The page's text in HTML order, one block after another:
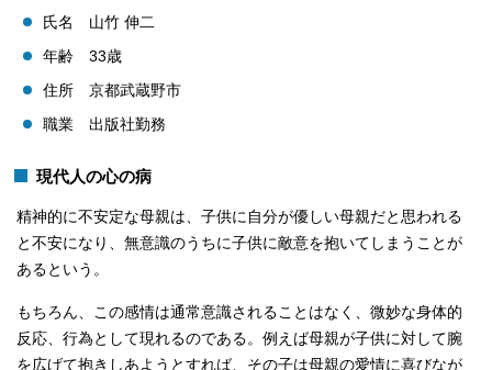
氏名 山竹 伸二
年齢 33歳
住所 京都武蔵野市
職業 出版社勤務
現代人の心の病
精神的に不安定な母親は、子供に自分が優しい母親だと思われる
と不安になり、無意識のうちに子供に敵意を抱いてしまうことが
あるという。
もちろん、この感情は通常意識されることはなく、微妙な身体的
反応、行為として現れるのである。例えば母親が子供に対して腕
を広げて抱きしあようとすれば、その子は母親の愛情に喜びなが